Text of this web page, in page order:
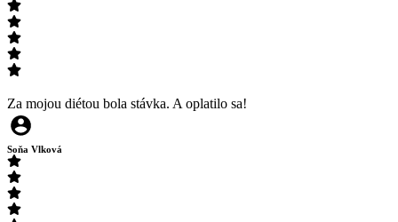
Za mojou diétou bola stávka. A oplatilo sa!
Soňa Vlková